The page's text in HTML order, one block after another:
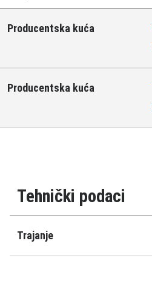
Producentska kuća
Producentska kuća
Tehnički podaci
Trajanje